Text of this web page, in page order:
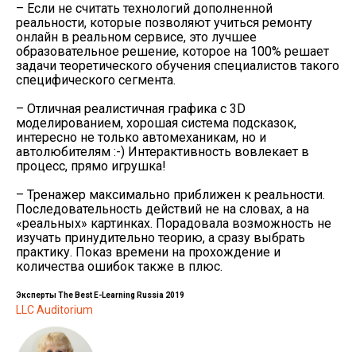
– Если не считать технологий дополненной
реальности, которые позволяют учиться ремонту
онлайн в реальном сервисе, это лучшее
образовательное решение, которое на 100% решает
задачи теоретического обучения специалистов такого
специфического сегмента.
– Отличная реалистичная графика с 3D
моделированием, хорошая система подсказок,
интересно не только автомеханикам, но и
автолюбителям :-) Интерактивность вовлекает в
процесс, прямо игрушка!
– Тренажер максимально приближен к реальности.
Последовательность действий не на словах, а на
«реальных» картинках. Порадовала возможность не
изучать принудительно теорию, а сразу выбрать
практику. Показ времени на прохождение и
количества ошибок также в плюс.
Эксперты The Best E-Learning Russia 2019
LLC Auditorium